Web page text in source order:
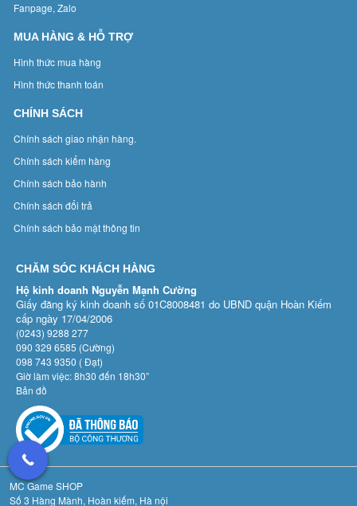
Fanpage, Zalo
MUA HÀNG & HỖ TRỢ
Hình thức mua hàng
Hình thức thanh toán
CHÍNH SÁCH
Chính sách giao nhận hàng.
Chính sách kiểm hàng
Chính sách bảo hành
Chính sách đổi trả
Chính sách bảo mật thông tin
CHĂM SÓC KHÁCH HÀNG
Hộ kinh doanh Nguyễn Mạnh Cường
Giấy đăng ký kinh doanh số 01C8008481 do UBND quận Hoàn Kiếm
cấp ngày 17/04/2006
(0243) 9288 277
090 329 6585 (Cường)
098 743 9350 ( Đạt)
Giờ làm việc: 8h30 đến 18h30”
Bản đồ
MC Game SHOP
Số 3 Hàng Mành, Hoàn kiếm, Hà nội